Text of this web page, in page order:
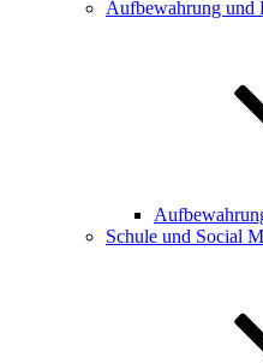
Aufbewahrung und
Schule und Social